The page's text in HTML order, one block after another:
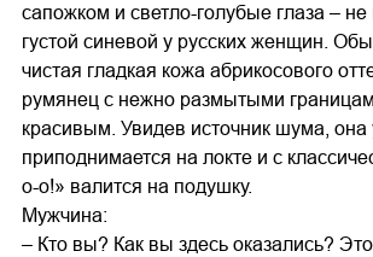
сапожком и светло-голубые глаза –
густой синевой у русских женщин.
чистая гладкая кожа абрикосового
румянец с нежно размытыми
красивым. Увидев источник шума, она
приподнимается на локте и с
о-о!» валится на подушку.
Мужчина:
– Кто вы? Как вы здесь оказались?